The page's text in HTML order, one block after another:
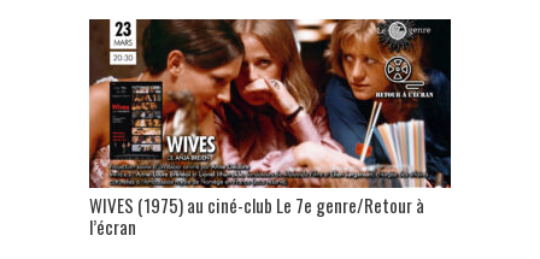
WIVES (1975) au ciné-club Le 7e genre/Retour à
l’écran